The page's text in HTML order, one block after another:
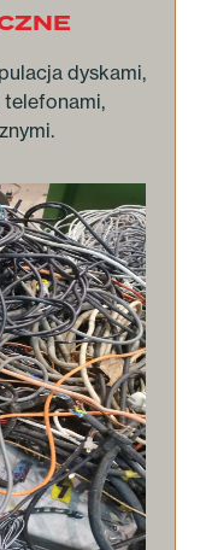
dyskami,
telefonami,